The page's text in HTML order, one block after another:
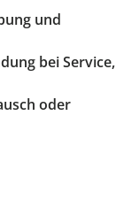
und
bei Service,
oder